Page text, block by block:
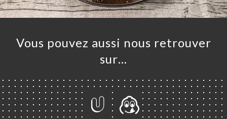
Vous pouvez aussi nous retrouver
sur…